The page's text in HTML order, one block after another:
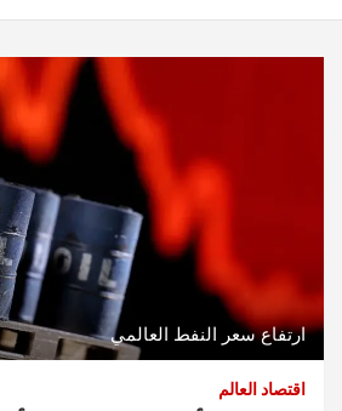
ارتفاع سعر النفط العالمي
اقتصاد العالم